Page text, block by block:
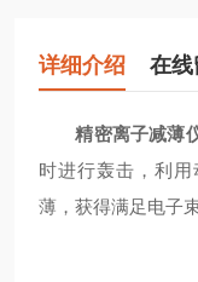
详细介绍 在线
精密离子减薄
时进行轰击，利
薄，获得满足电子